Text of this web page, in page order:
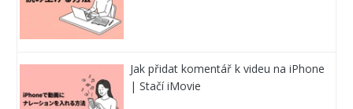
Jak přidat komentář k videu na iPhone
| Stačí iMovie